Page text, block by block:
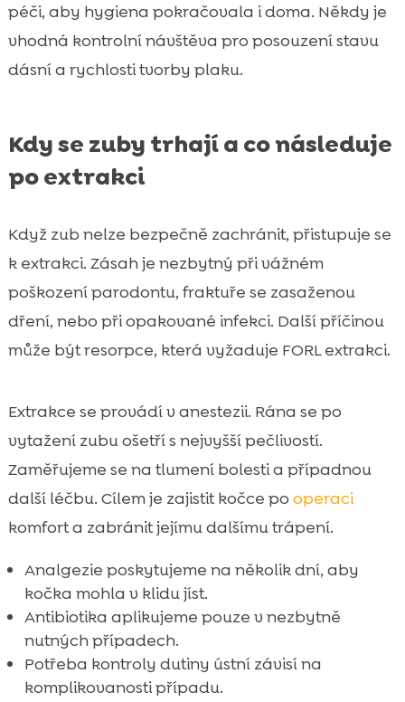
péči, aby hygiena pokračovala i doma. Někdy je
vhodná kontrolní návštěva pro posouzení stavu
dásní a rychlosti tvorby plaku.
Kdy se zuby trhají a co následuje
po extrakci
Když zub nelze bezpečně zachránit, přistupuje se
k extrakci. Zásah je nezbytný při vážném
poškození parodontu, fraktuře se zasaženou
dření, nebo při opakované infekci. Další příčinou
může být resorpce, která vyžaduje FORL extrakci.
Extrakce se provádí v anestezii. Rána se po
vytažení zubu ošetří s nejvyšší pečlivostí.
Zaměřujeme se na tlumení bolesti a případnou
další léčbu. Cílem je zajistit kočce po operaci
komfort a zabránit jejímu dalšímu trápení.
Analgezie poskytujeme na několik dní, aby
kočka mohla v klidu jíst.
Antibiotika aplikujeme pouze v nezbytně
nutných případech.
Potřeba kontroly dutiny ústní závisí na
komplikovanosti případu.